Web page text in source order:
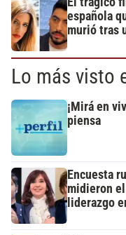
española
murió tras
Lo más visto
¡Mirá en
piensa
Encuesta
midieron
liderazgo